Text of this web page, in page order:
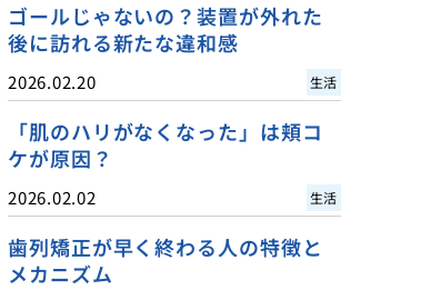
ゴールじゃないの？装置が外れた
後に訪れる新たな違和感
2026.02.20 生活
「肌のハリがなくなった」は頬コ
ケが原因？
2026.02.02 生活
歯列矯正が早く終わる人の特徴と
メカニズム